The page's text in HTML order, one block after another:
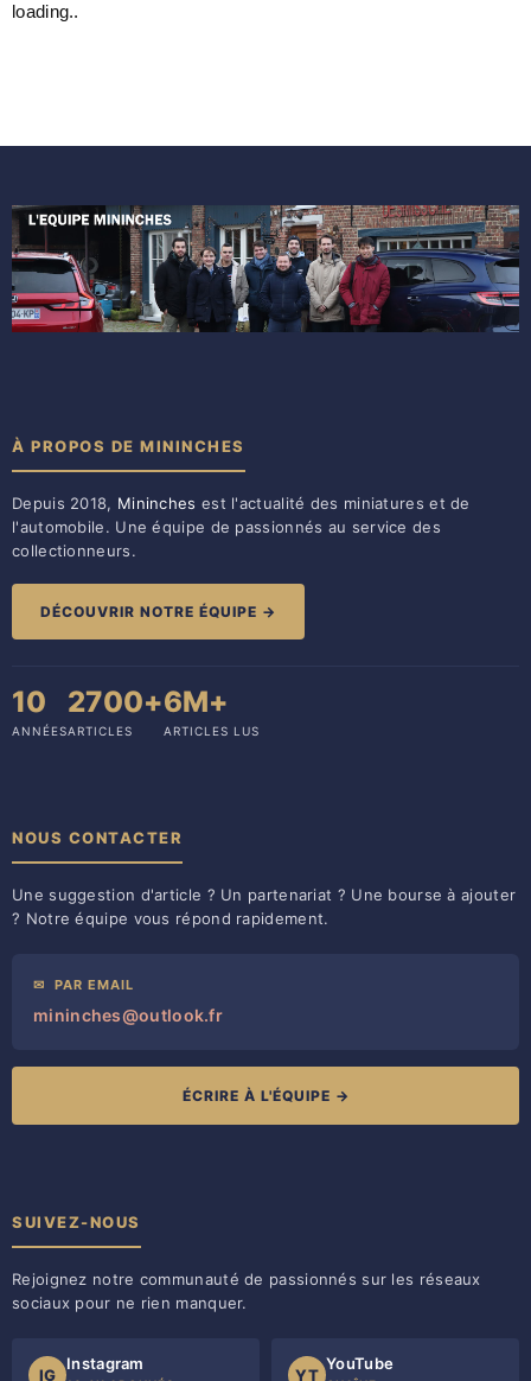
loading..
À PROPOS DE MININCHES
Depuis 2018, Mininches est l'actualité des miniatures et de
l'automobile. Une équipe de passionnés au service des
collectionneurs.
DÉCOUVRIR NOTRE ÉQUIPE →
10
ANNÉES
2700+
ARTICLES
6M+
ARTICLES LUS
NOUS CONTACTER
Une suggestion d'article ? Un partenariat ? Une bourse à ajouter
? Notre équipe vous répond rapidement.
✉ PAR EMAIL
mininches@outlook.fr
ÉCRIRE À L'ÉQUIPE →
SUIVEZ-NOUS
Rejoignez notre communauté de passionnés sur les réseaux
sociaux pour ne rien manquer.
IG
Instagram
YT
YouTube